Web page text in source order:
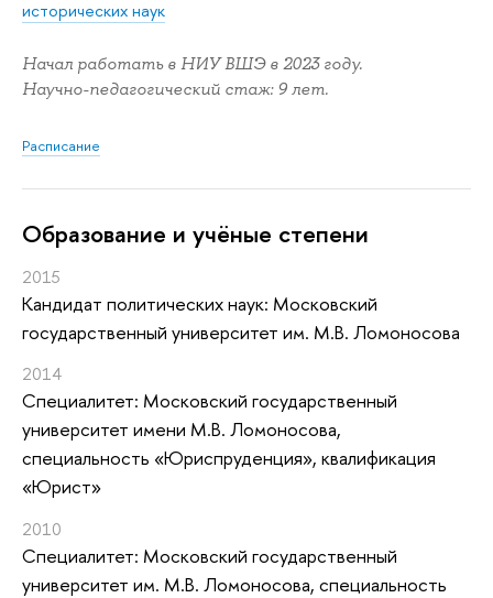
исторических наук
Начал работать в НИУ ВШЭ в 2023 году.
Научно-педагогический стаж: 9 лет.
Расписание
Oбразование и учёные степени
2015
Кандидат политических наук: Московский
государственный университет им. М.В. Ломоносова
2014
Специалитет: Московский государственный
университет имени М.В. Ломоносова,
специальность «Юриспруденция», квалификация
«Юрист»
2010
Специалитет: Московский государственный
университет им. М.В. Ломоносова, специальность